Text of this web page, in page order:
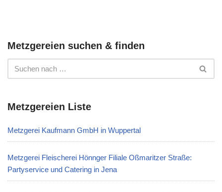
Metzgereien suchen & finden
Metzgereien Liste
Metzgerei Kaufmann GmbH in Wuppertal
Metzgerei Fleischerei Hönnger Filiale Oßmaritzer Straße:
Partyservice und Catering in Jena